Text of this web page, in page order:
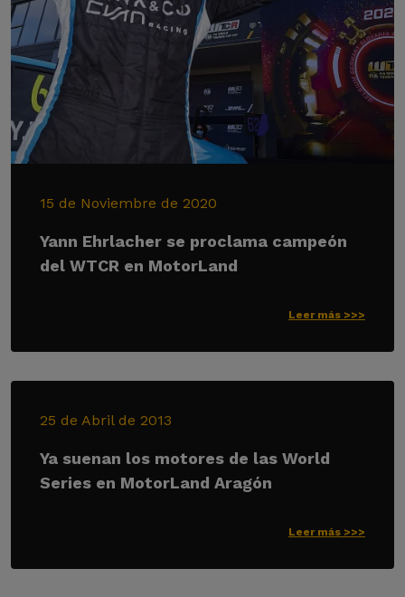
15 de Noviembre de 2020
Yann Ehrlacher se proclama campeón
del WTCR en MotorLand
Leer más >>>
25 de Abril de 2013
Ya suenan los motores de las World
Series en MotorLand Aragón
Leer más >>>